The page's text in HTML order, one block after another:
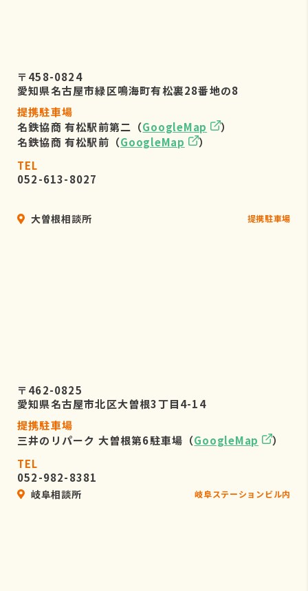
〒458-0824
愛知県名古屋市緑区鳴海町有松裏28番地の8
提携駐車場
名鉄協商 有松駅前第二（GoogleMap
）
名鉄協商 有松駅前（GoogleMap
）
TEL
052-613-8027
大曽根相談所 提携駐車場
〒462-0825
愛知県名古屋市北区大曽根3丁目4-14
提携駐車場
三井のリパーク 大曽根第6駐車場（GoogleMap
）
TEL
052-982-8381
岐阜相談所 岐阜ステーションビル内